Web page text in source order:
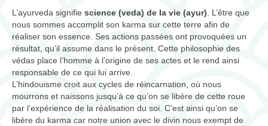
contact
L’ayurveda signifie science (veda) de la vie (ayur) . L’être que
nous sommes accomplit son karma sur cette terre afin de
réaliser son essence. Ses actions passées ont provoquées un
résultat, qu’il assume dans le présent. Cette philosophie des
védas place l’homme à l’origine de ses actes et le rend ainsi
responsable de ce qui lui arrive.
L’hindouisme croit aux cycles de réincarnation, où nous
mourrons et naissons jusqu’à ce qu’on se libère de cette roue
par l’expérience de la réalisation du soi. C’est ainsi qu’on se
libère du karma car notre union avec le divin nous exempt de